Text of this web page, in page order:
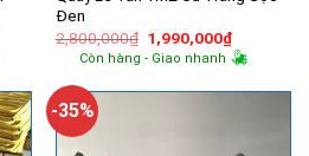
Đen
2,800,000₫ Giá
gốc
là:
1,990,000₫Giá
hiện
tại
Còn hàng - Giao nhanh
-35%